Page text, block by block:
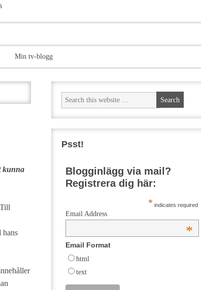
Min tv-blogg
kunna
hans
Psst!
Blogginlägg via mail?
Registrera dig här:
* indicates required
Email Address
*
Email Format
html
text